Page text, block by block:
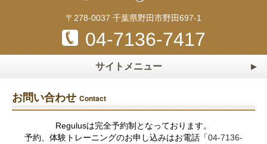
〒278-0037 千葉県野田市野田697-1
04-7136-7417
サイトメニュー
ホーム
トレーニング・レッスンメニュー
加圧トレーニング ピラティス
スタッフ Staff
お問い合わせ Contact
Regulusは完全予約制となっております。
予約、体験トレーニングのお申し込みはお電話「04-7136-